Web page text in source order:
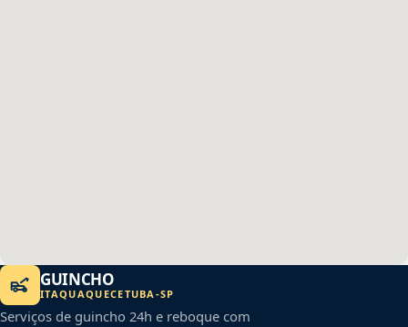
GUINCHO
ITAQUAQUECETUBA -SP
Serviços de guincho 24h e reboque com